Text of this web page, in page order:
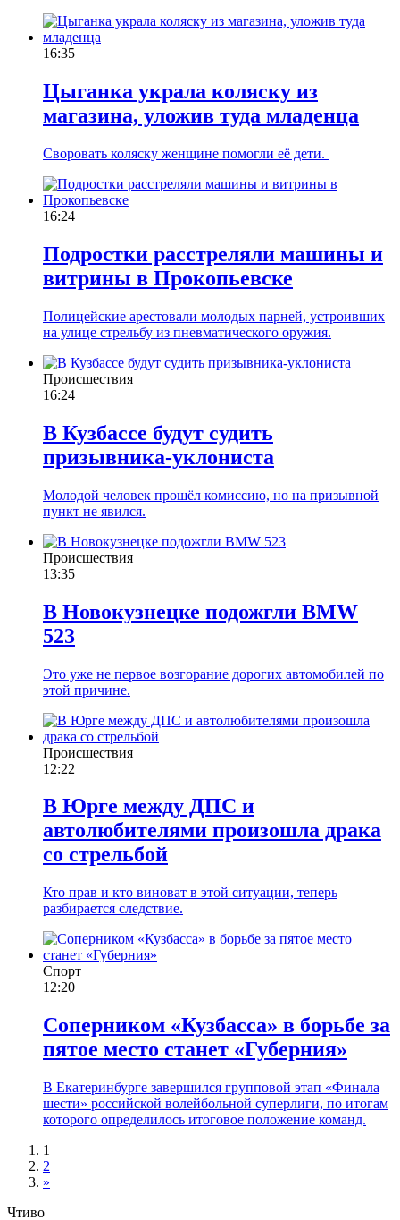
16:35
Цыганка украла коляску из
магазина, уложив туда младенца
Своровать коляску женщине помогли её дети.
16:24
Подростки расстреляли машины и
витрины в Прокопьевске
Полицейские арестовали молодых парней, устроивших
на улице стрельбу из пневматического оружия.
Происшествия
16:24
В Кузбассе будут судить
призывника-уклониста
Молодой человек прошёл комиссию, но на призывной
пункт не явился.
Происшествия
13:35
В Новокузнецке подожгли BMW
523
Это уже не первое возгорание дорогих автомобилей по
этой причине.
Происшествия
12:22
В Юрге между ДПС и
автолюбителями произошла драка
со стрельбой
Кто прав и кто виноват в этой ситуации, теперь
разбирается следствие.
Спорт
12:20
Соперником «Кузбасса» в борьбе за
пятое место станет «Губерния»
В Екатеринбурге завершился групповой этап «Финала
шести» российской волейбольной суперлиги, по итогам
которого определилось итоговое положение команд.
1
2
»
Чтиво